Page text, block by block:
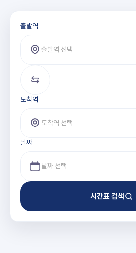
출발역과 도착역 선택
출발역
출발역 선택
도착역
도착역 선택
날짜
시간표 검색